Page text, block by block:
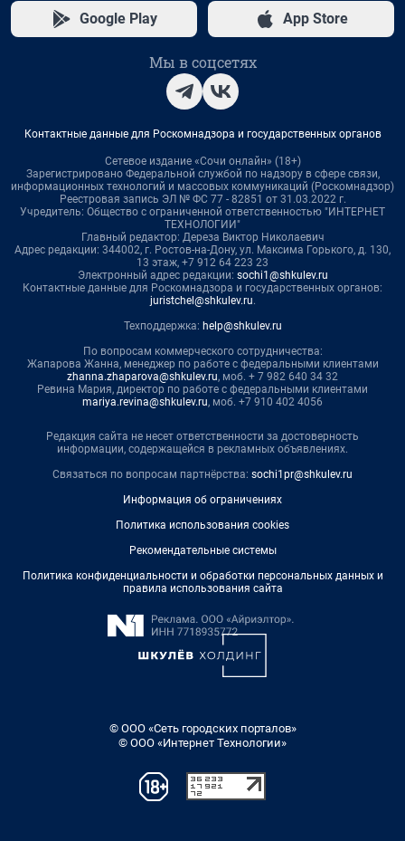
Google Play App Store
Мы в соцсетях
Контактные данные для Роскомнадзора и государственных органов
Сетевое издание «Сочи онлайн» (18+)
Зарегистрировано Федеральной службой по надзору в сфере связи,
информационных технологий и массовых коммуникаций (Роскомнадзор)
Реестровая запись ЭЛ № ФС 77 - 82851 от 31.03.2022 г.
Учредитель: Общество с ограниченной ответственностью "ИНТЕРНЕТ
ТЕХНОЛОГИИ"
Главный редактор: Дереза Виктор Николаевич
Адрес редакции: 344002, г. Ростов-на-Дону, ул. Максима Горького, д. 130,
13 этаж, +7 912 64 223 23
Электронный адрес редакции: sochi1@shkulev.ru
Контактные данные для Роскомнадзора и государственных органов:
juristchel@shkulev.ru.
Техподдержка: help@shkulev.ru
По вопросам коммерческого сотрудничества:
Жапарова Жанна, менеджер по работе с федеральными клиентами
zhanna.zhaparova@shkulev.ru, моб. + 7 982 640 34 32
Ревина Мария, директор по работе с федеральными клиентами
mariya.revina@shkulev.ru, моб. +7 910 402 4056
Редакция сайта не несет ответственности за достоверность
информации, содержащейся в рекламных объявлениях.
Связаться по вопросам партнёрства: sochi1pr@shkulev.ru
Информация об ограничениях
Политика использования cookies
Рекомендательные системы
Политика конфиденциальности и обработки персональных данных и
правила использования сайта
© ООО «Сеть городских порталов»
© ООО «Интернет Технологии»